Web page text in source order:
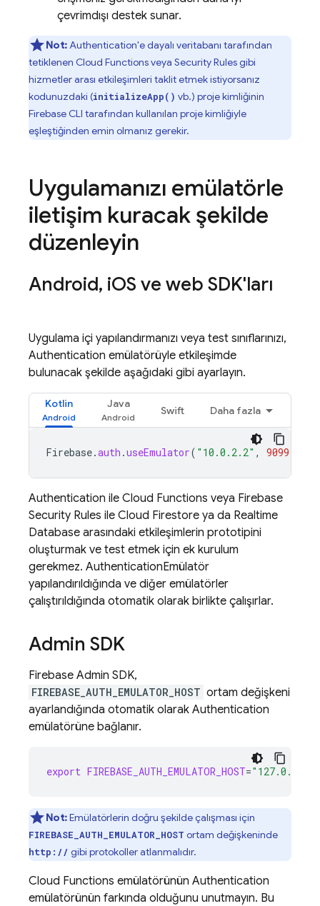
çevrimdışı destek sunar.
Not:Authentication'e dayalı veritabanı tarafından
tetiklenen Cloud Functionsveya Security Rulesgibi
hizmetler arası etkileşimleri taklit etmek istiyorsanız
kodunuzdaki (initializeApp() vb.) proje kimliğinin
Firebase CLI tarafından kullanılan proje kimliğiyle
eşleştiğinden emin olmanız gerekir.
Uygulamanızı emülatörle
iletişim kuracak şekilde
düzenleyin
Android, iOS ve web SDK'ları
Uygulama içi yapılandırmanızı veya test sınıflarınızı,
Authentication emülatörüyle etkileşimde
bulunacak şekilde aşağıdaki gibi ayarlayın.
Kotlin Java
Swift Daha fazla
Firebase.auth .useEmulator( "10.0.2.2" , 9099
Authentication ile Cloud Functions veya Firebase
Security Rules ile Cloud Firestore ya da Realtime
Database arasındaki etkileşimlerin prototipini
oluşturmak ve test etmek için ek kurulum
gerekmez. AuthenticationEmülatör
yapılandırıldığında ve diğer emülatörler
çalıştırıldığında otomatik olarak birlikte çalışırlar.
Admin SDK
Firebase Admin SDK,
FIREBASE_AUTH_EMULATOR_HOST ortam değişkeni
ayarlandığında otomatik olarak Authentication
emülatörüne bağlanır.
export FIREBASE_AUTH_EMULATOR_HOST=
Not:Emülatörlerin doğru şekilde çalışması için
FIREBASE_AUTH_EMULATOR_HOST ortam değişkeninde
http:// gibi protokoller atlanmalıdır.
Cloud Functions emülatörünün Authentication
emülatörünün farkında olduğunu unutmayın. Bu